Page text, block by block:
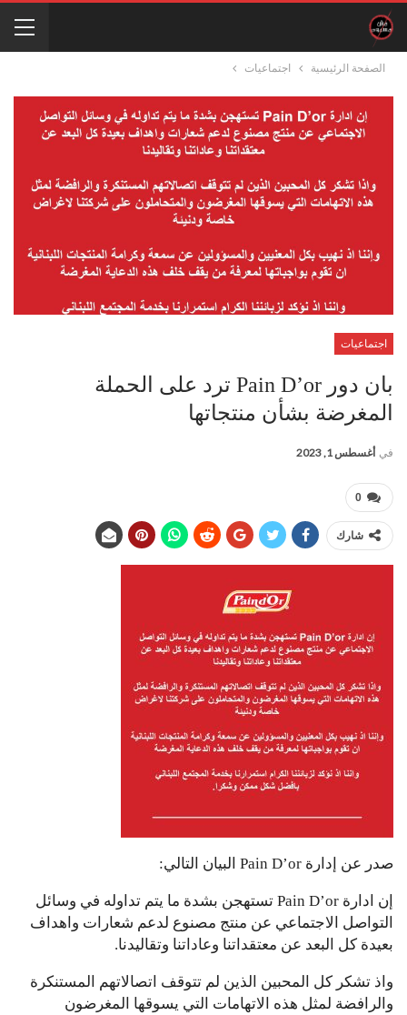
الصفحة الرئيسية اجتماعيات
اجتماعيات
بان دور Pain D’or ترد على الحملة
المغرضة بشأن منتجاتها
في أغسطس 1, 2023
0
شارك
صدر عن إدارة Pain D’or البيان التالي:
إن ادارة Pain D’or تستهجن بشدة ما يتم تداوله في وسائل
التواصل الاجتماعي عن منتج مصنوع لدعم شعارات واهداف
بعيدة كل البعد عن معتقداتنا وعاداتنا وتقاليدنا.
واذ تشكر كل المحبين الذين لم تتوقف اتصالاتهم المستنكرة
والرافضة لمثل هذه الاتهامات التي يسوقها المغرضون